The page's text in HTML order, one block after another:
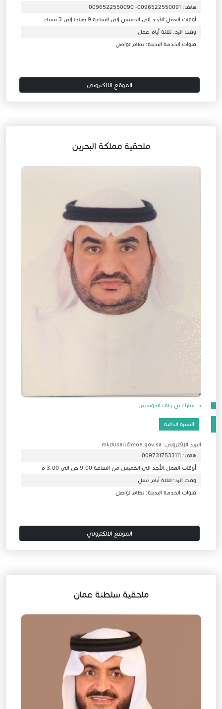
هاتف: 0096522550091- 0096522550090
أوقات العمل:الأحد إلى الخميس إلى الساعة 9 صباحا إلى 3 مساء
وقت الرد: ثلاثة أيام عمل
قنوات الخدمة البديلة: نظام تواصل
الموقع الالكتروني
ملحقية مملكة البحرين
د. مبارك بن خلف الدوسري
السيرة الذاتية
البريد الإلكتروني: mkdusari@moe.gov.sa
هاتف: 0097317533111
أوقات العمل:الأحد الى الخميس من الساعة 9:00 ص الى 3:00 م
وقت الرد: ثلاثة أيام عمل
قنوات الخدمة البديلة: نظام تواصل
الموقع الالكتروني
ملحقية سلطنة عمان